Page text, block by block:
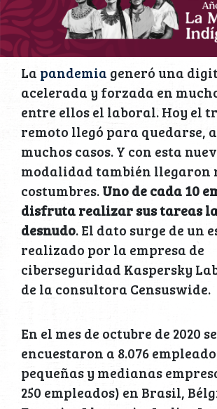
La pandemia generó una
acelerada y forzada en
entre ellos el laboral. Hoy el
remoto llegó para quedarse,
muchos casos. Y con esta
modalidad también llegaron
costumbres.Uno de cada 10
disfruta realizar sus tareas
desnudo. El dato surge de un
realizado por la empresa de
ciberseguridad Kaspersky
de la consultora Censuswide.
En el mes de octubre de 2020 se
encuestaron a 8.076
pequeñas y medianas
250 empleados) en Brasil,